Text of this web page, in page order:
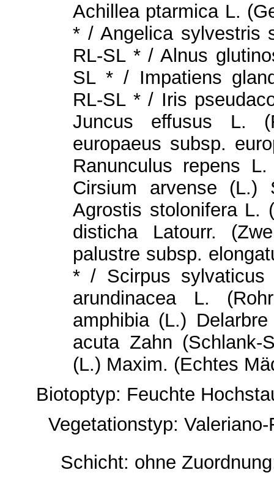
Achillea ptarmica L.
* / Angelica sylvestris
RL-SL * / Alnus
SL * / Impatiens
RL-SL * / Iris
Juncus effusus L.
europaeus subsp.
Ranunculus repens
Cirsium arvense (L.)
Agrostis stolonifera L.
disticha Latourr.
palustre subsp.
* / Scirpus sylvaticus
arundinacea L.
amphibia (L.)
acuta Zahn (Schlank-
(L.) Maxim. (Echtes
Biotoptyp: Feuchte
Vegetationstyp:
Schicht: ohne